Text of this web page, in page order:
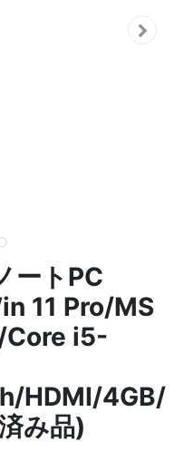
ートPC
11 Pro/MS
Core i5-
HDMI/4GB/
み品)